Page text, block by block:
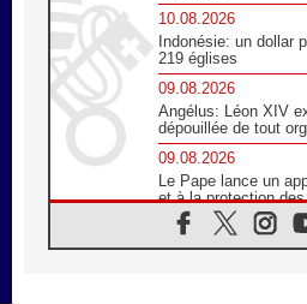
10.08.2026
Indonésie: un dollar
219 églises
09.08.2026
Angélus: Léon XIV
dépouillée de tout
09.08.2026
Le Pape lance un
et à la protection
09.08.2026
Déclaration d'Addis-